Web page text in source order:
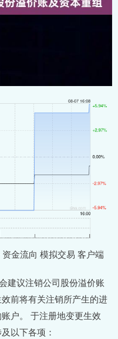
金流向 模拟交易 客户端
议注销公司股份溢价账
前将有关注销所产生的进
户。 于注册地变更生效
以下各项：